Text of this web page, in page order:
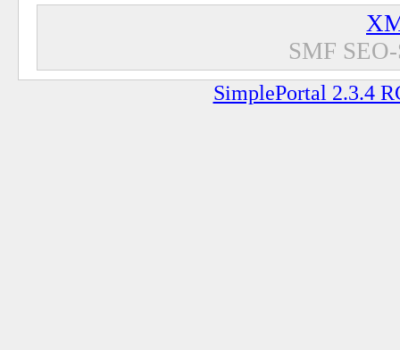
SMF
SimplePortal 2.3.4